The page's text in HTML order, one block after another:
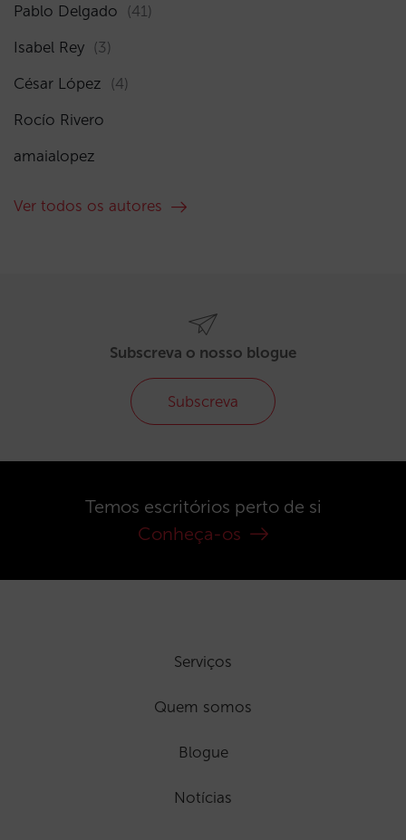
Pablo Delgado (41)
Isabel Rey (3)
César López (4)
Rocío Rivero
amaialopez
Ver todos os autores
Subscreva o nosso blogue
Subscreva
Temos escritórios perto de si
Conheça-os
Serviços
Quem somos
Blogue
Notícias